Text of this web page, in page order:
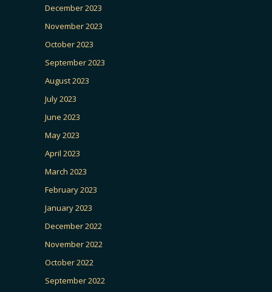
December 2023
November 2023
October 2023
September 2023
August 2023
July 2023
June 2023
May 2023
April 2023
March 2023
February 2023
January 2023
December 2022
November 2022
October 2022
September 2022